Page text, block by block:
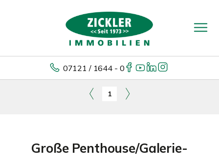
07121 / 1644 - 0
1
Große Penthouse/Galerie-